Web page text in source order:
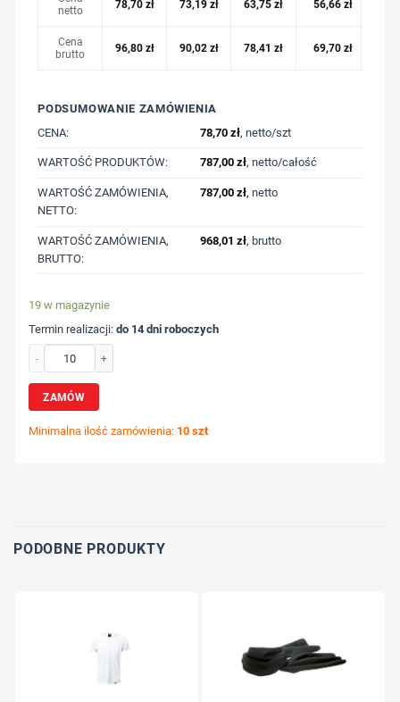
netto
78,70 zł 73,19 zł 63,75zł 56,66zł
Cena
brutto
96,80 zł 90,02 zł 78,41zł 69,70zł
PODSUMOWANIE ZAMÓWIENIA
CENA:
78,70 zł, netto/szt
WARTOŚĆ PRODUKTÓW: 787,00 zł, netto/całość
WARTOŚĆ ZAMÓWIENIA,
NETTO:
787,00 zł, netto
WARTOŚĆ ZAMÓWIENIA,
BRUTTO:
968,01 zł, brutto
19 w magazynie
Termin realizacji:do 14 dni roboczych
ZAMÓW
Minimalna ilość zamówienia: 10 szt
PODOBNE PRODUKTY